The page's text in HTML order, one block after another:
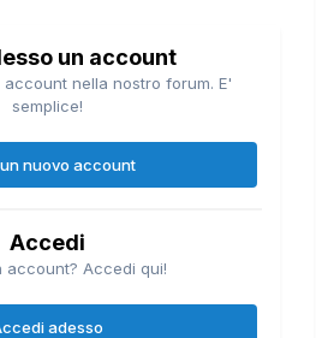
un account
nella nostro forum. E'
semplice!
nuovo account
Accedi
account? Accedi qui!
adesso